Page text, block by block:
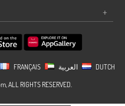
+
FRANÇAIS
DUTCH
RIGHTS RESERVED.